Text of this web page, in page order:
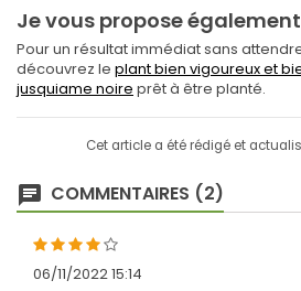
Je vous propose
Pour un résultat immédiat sans
découvrez le plant bien vigoureux et
jusquiame noire prêt à être planté.
Cet article a été rédigé et
COMMENTAIRES (2)
06/11/2022 15:14